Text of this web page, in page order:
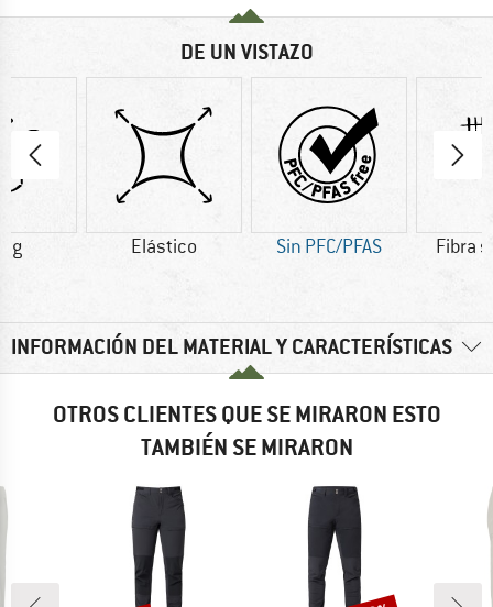
DE UN VISTAZO
g Elástico Sin PFC/PFAS Fibra
INFORMACIÓN DEL MATERIAL Y CARACTERÍSTICAS
OTROS CLIENTES QUE SE MIRARON ESTO
TAMBIÉN SE MIRARON